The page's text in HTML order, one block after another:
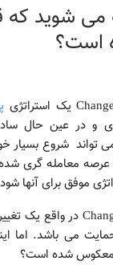
می شوید
است؟
یک استراتژی
و در عین حال
شروع بسیار
عرصه معامله گری
موفق برای آنها
واقع یک
می باشد. اما
معکوس شده است؟